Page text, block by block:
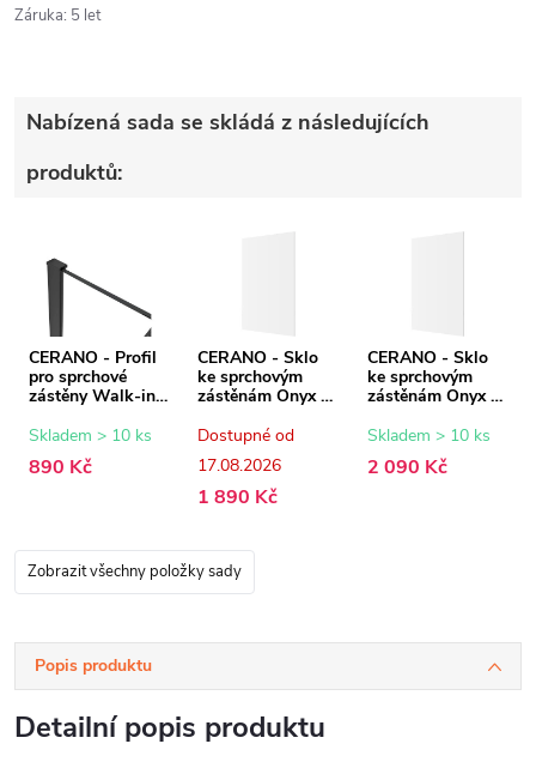
Záruka: 5 let
Nabízená sada se skládá z následujících
produktů:
CERANO - Profil
pro sprchové
zástěny Walk-in
černá matná - 15
Skladem > 10 ks
890 Kč
CERANO - Sklo
ke sprchovým
zástěnám Onyx -
transparentní sklo
Dostupné od
17.08.2026
1 890 Kč
CERANO - Sklo
ke sprchovým
zástěnám Onyx -
transparentní sklo
- 60x200 cm
Skladem > 10 ks
2 090 Kč
Zobrazit všechny položky sady
Popis produktu
Detailní popis produktu